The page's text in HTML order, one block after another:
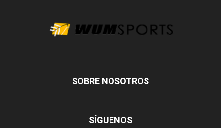
SOBRE NOSOTROS
SÍGUENOS